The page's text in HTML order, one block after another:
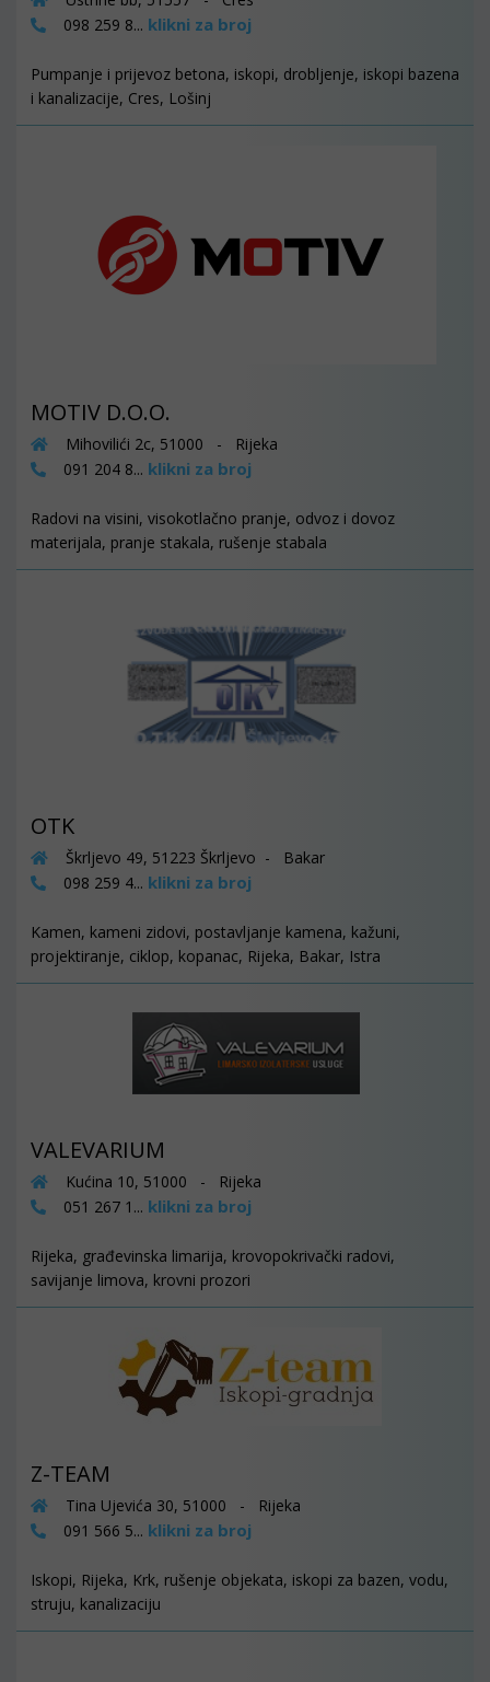
098 259 8... klikni za broj
Pumpanje i prijevoz betona, iskopi, drobljenje, iskopi bazena
i kanalizacije, Cres, Lošinj
MOTIV D.O.O.
Mihovilići 2c, 51000 - Rijeka
091 204 8... klikni za broj
Radovi na visini, visokotlačno pranje, odvoz i dovoz
materijala, pranje stakala, rušenje stabala
OTK
Škrljevo 49, 51223 Škrljevo - Bakar
098 259 4... klikni za broj
Kamen, kameni zidovi, postavljanje kamena, kažuni,
projektiranje, ciklop, kopanac, Rijeka, Bakar, Istra
VALEVARIUM
Kućina 10, 51000 - Rijeka
051 267 1... klikni za broj
Rijeka, građevinska limarija, krovopokrivački radovi,
savijanje limova, krovni prozori
Z-TEAM
Tina Ujevića 30, 51000 - Rijeka
091 566 5... klikni za broj
Iskopi, Rijeka, Krk, rušenje objekata, iskopi za bazen, vodu,
struju, kanalizaciju